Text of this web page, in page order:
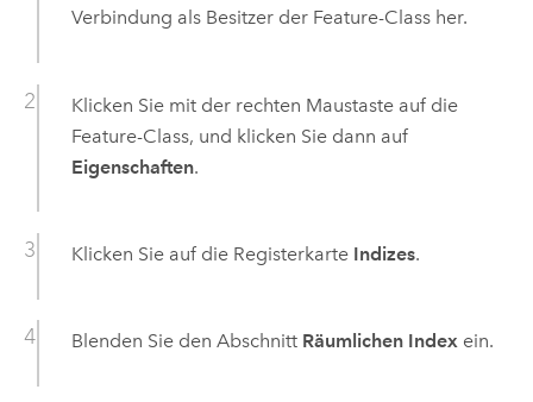
Verbindung als Besitzer der Feature-Class her.
Klicken Sie mit der rechten Maustaste auf die
Feature-Class, und klicken Sie dann auf
Eigenschaften.
Klicken Sie auf die Registerkarte Indizes.
Blenden Sie den Abschnitt Räumlichen Index ein.